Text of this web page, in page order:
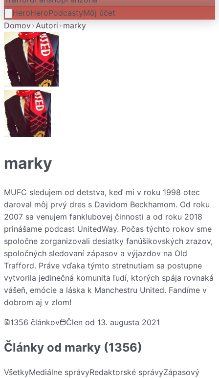
HeroHeroPodcastyMôj účet
Domov Autori marky
marky
MUFC sledujem od detstva, keď mi v roku 1998 otec
daroval môj prvý dres s Davidom Beckhamom. Od roku
2007 sa venujem fanklubovej činnosti a od roku 2018
prinášame podcast UnitedWay. Počas týchto rokov sme
spoločne zorganizovali desiatky fanúšikovských zrazov,
spoločných sledovaní zápasov a výjazdov na Old
Trafford. Práve vďaka týmto stretnutiam sa postupne
vytvorila jedinečná komunita ľudí, ktorých spája rovnaká
vášeň, emócie a láska k Manchestru United. Fandíme v
dobrom aj v zlom!
1356 článkov Člen od 13. augusta 2021
Články od marky (1356)
VšetkyMediálne správyRedaktorské správyZápasový